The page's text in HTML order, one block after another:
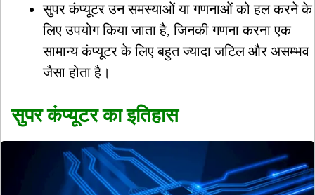
सुपर कंप्यूटर उन समस्याओं या गणनाओं को हल करने के
लिए उपयोग किया जाता है, जिनकी गणना करना एक
सामान्य कंप्यूटर के लिए बहुत ज्यादा जटिल और असम्भव
जैसा होता है।
सुपर कंप्यूटर का इतिहास